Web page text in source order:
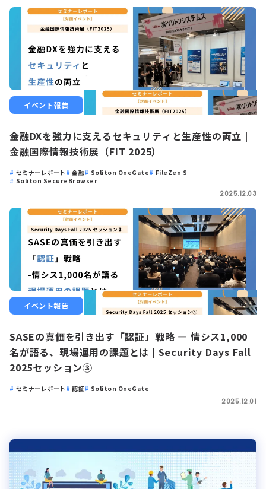
イベント報告
金融DXを強力に支えるセキュリティと生産性の両立 |
金融国際情報技術展（FIT 2025）
セミナーレポート 金融 Soliton OneGate
FileZen S
Soliton SecureBrowser
2025.12.03
イベント報告
SASEの真価を引き出す「認証」戦略 ― 情シス1,000
名が語る、現場運用の課題とは | Security Days Fall
2025セッション③
セミナーレポート 認証
Soliton OneGate
2025.12.01